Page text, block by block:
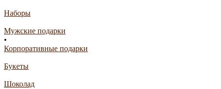
Наборы
Мужские подарки
•
Корпоративные подарки
Букеты
Шоколад